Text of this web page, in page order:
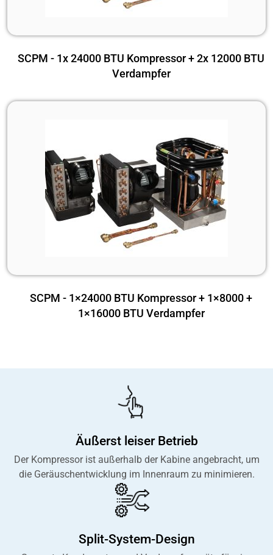
SCPM - 1x 24000 BTU Kompressor + 2x 12000 BTU
Verdampfer
SCPM - 1×24000 BTU Kompressor + 1×8000 +
1×16000 BTU Verdampfer
Äußerst leiser Betrieb
Der Kompressor ist außerhalb der Kabine angebracht, um
die Geräuschentwicklung im Innenraum zu minimieren.
Split-System-Design